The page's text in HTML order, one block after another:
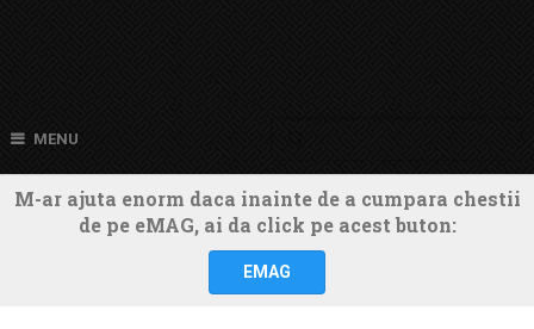
MENU
M-ar ajuta enorm daca inainte de a cumpara chestii
de pe eMAG, ai da click pe acest buton:
EMAG